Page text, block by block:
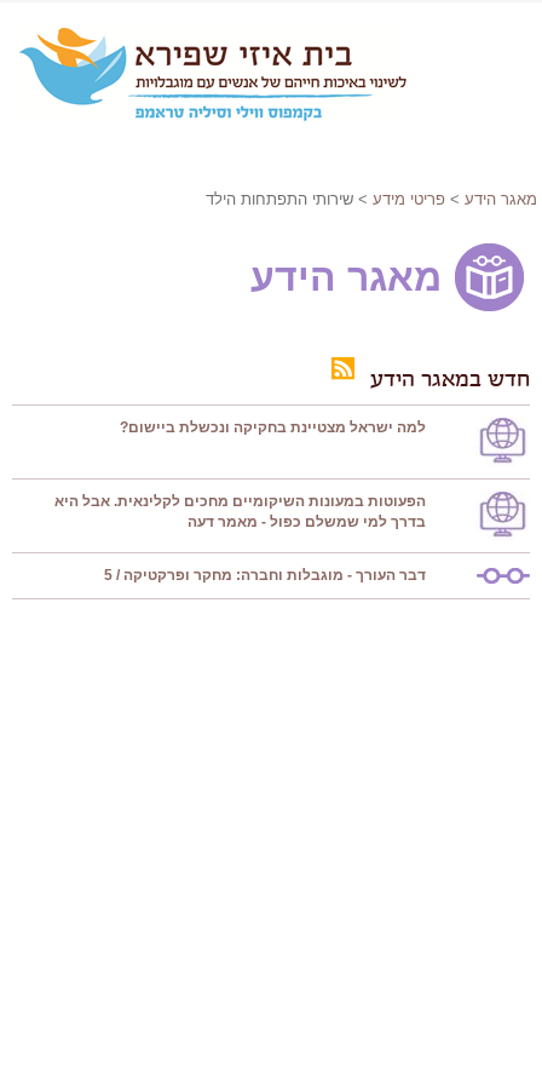
מאגר הידע > פריטי מידע > שירותי התפתחות הילד
מאגר הידע
חדש במאגר הידע
למה ישראל מצטיינת בחקיקה ונכשלת ביישום?
הפעוטות במעונות השיקומיים מחכים לקלינאית. אבל היא
בדרך למי שמשלם כפול - מאמר דעה
דבר העורך - מוגבלות וחברה: מחקר ופרקטיקה / 5